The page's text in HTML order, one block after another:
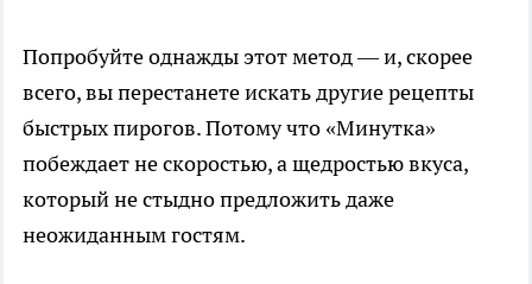
Попробуйте однажды этот метод — и, скорее
всего, вы перестанете искать другие рецепты
быстрых пирогов. Потому что «Минутка»
побеждает не скоростью, а щедростью вкуса,
который не стыдно предложить даже
неожиданным гостям.